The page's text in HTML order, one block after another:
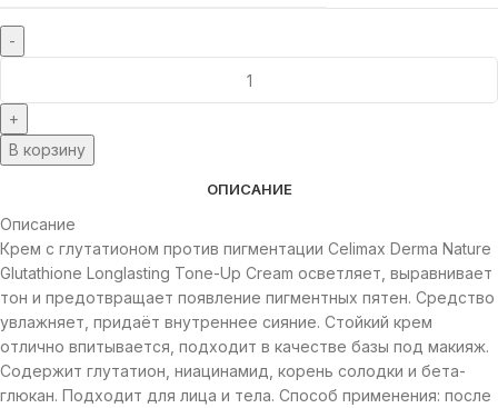
В корзину
ОПИСАНИЕ
Описание
Крем с глутатионом против пигментации Celimax Derma Nature
Glutathione Longlasting Tone-Up Cream осветляет, выравнивает
тон и предотвращает появление пигментных пятен. Средство
увлажняет, придаёт внутреннее сияние. Стойкий крем
отлично впитывается, подходит в качестве базы под макияж.
Содержит глутатион, ниацинамид, корень солодки и бета-
глюкан. Подходит для лица и тела. Способ применения: после